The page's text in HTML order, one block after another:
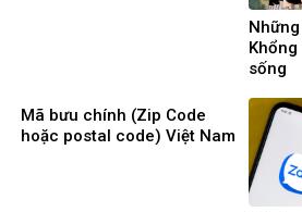
sống
Mã bưu chính (Zip Code
hoặc postal code) Việt Nam